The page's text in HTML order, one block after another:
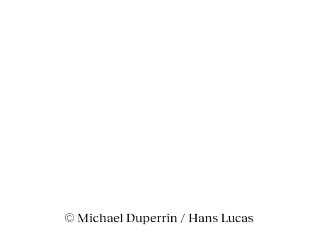
© Michael Duperrin / Hans Lucas